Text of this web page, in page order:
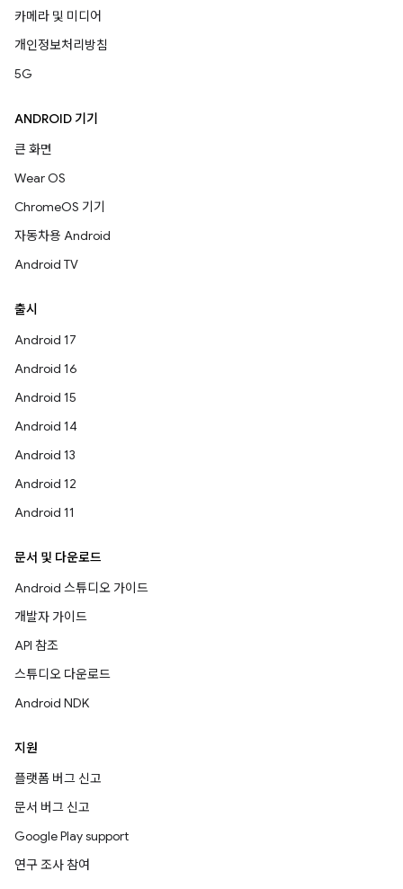
카메라 및 미디어
개인정보처리방침
5G
ANDROID 기기
큰 화면
Wear OS
ChromeOS 기기
자동차용 Android
Android TV
출시
Android 17
Android 16
Android 15
Android 14
Android 13
Android 12
Android 11
문서 및 다운로드
Android 스튜디오 가이드
개발자 가이드
API 참조
스튜디오 다운로드
Android NDK
지원
플랫폼 버그 신고
문서 버그 신고
Google Play support
연구 조사 참여